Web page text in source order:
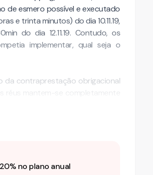
de esmero possível e executado
e trinta minutos) do dia 10.11.19,
do dia 12.11.19. Contudo, os
implementar, qual seja o
da contraprestação obrigacional
réus mantem-se completamente
no plano anual